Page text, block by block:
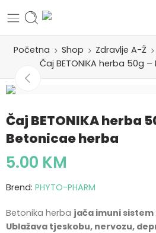
Početna Shop Zdravlje A-Ž
Čaj BETONIKA herba 50g
Čaj BETONIKA herba
Betonicae herba
5.00 KM
Brend: PHYTO-PHARM
Betonika herba jača imuni
Ublažava tjeskobu, nervozu,